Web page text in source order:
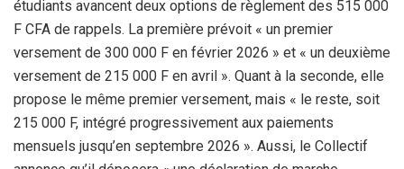
étudiants avancent deux options de règlement des 515 000
F CFA de rappels. La première prévoit « un premier
versement de 300 000 F en février 2026 » et « un deuxième
versement de 215 000 F en avril ». Quant à la seconde, elle
propose le même premier versement, mais « le reste, soit
215 000 F, intégré progressivement aux paiements
mensuels jusqu’en septembre 2026 ». Aussi, le Collectif